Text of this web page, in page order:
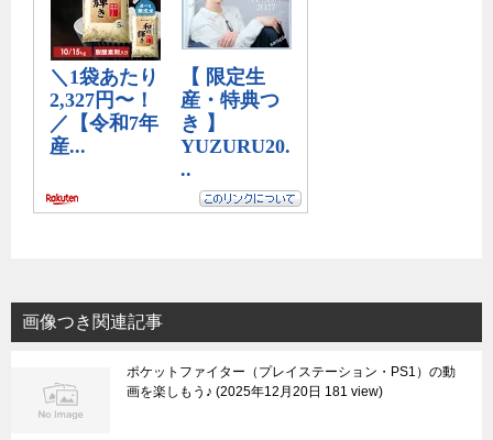
画像つき関連記事
ポケットファイター（プレイステーション・PS1）の動
画を楽しもう♪ 2025年12月20日 181 view